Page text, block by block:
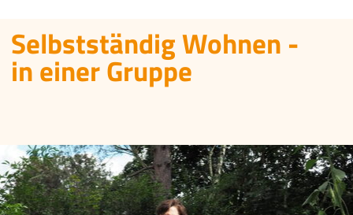
Selbstständig Wohnen -
in einer Gruppe